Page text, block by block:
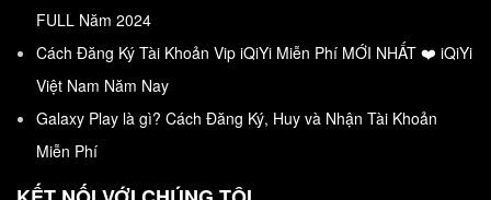
FULL Năm 2024
Cách Đăng Ký Tài Khoản Vip iQiYi Miễn Phí MỚI NHẤT ❤️ iQiYi
Việt Nam Năm Nay
Galaxy Play là gì? Cách Đăng Ký, Huy và Nhận Tài Khoản
Miễn Phí